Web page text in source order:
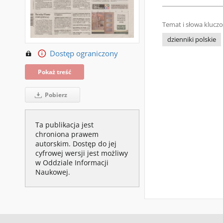
Dostęp ograniczony
Pokaż treść
Pobierz
Ta publikacja jest
chroniona prawem
autorskim. Dostęp do jej
cyfrowej wersji jest możliwy
w Oddziale Informacji
Naukowej.
Temat i słowa
dzienniki polskie